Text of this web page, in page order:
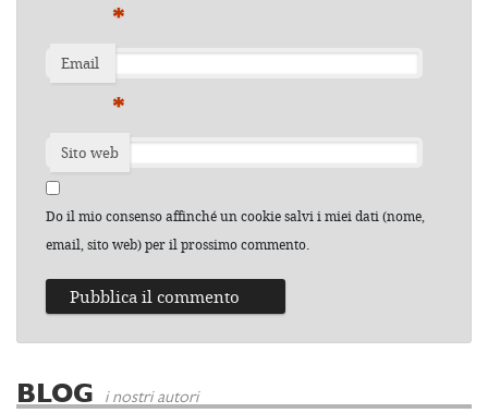
*
Email
*
Sito web
Do il mio consenso affinché un cookie salvi i miei dati (nome,
email, sito web) per il prossimo commento.
BLOG i nostri autori